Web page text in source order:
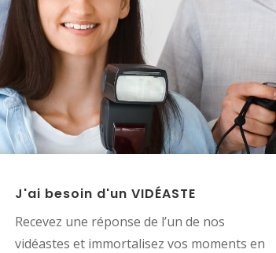
J'ai besoin d'un VIDÉASTE
Recevez une réponse de l’un de nos
vidéastes et immortalisez vos moments en